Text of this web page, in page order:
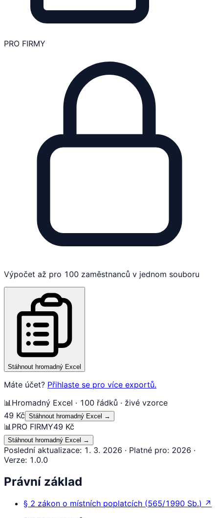
PRO FIRMY
Výpočet až pro 100 zaměstnanců v jednom souboru
Stáhnout hromadný Excel
Máte účet? Přihlaste se pro více exportů.
📊 Hromadný Excel · 100 řádků · živé vzorce
49 Kč Stáhnout hromadný Excel →
📊 PRO FIRMY49 Kč
Stáhnout hromadný Excel →
Poslední aktualizace: 1. 3. 2026 · Platné pro: 2026 ·
Verze: 1.0.0
Právní základ
§ 2 zákon o místních poplatcích (565/1990 Sb.) ↗